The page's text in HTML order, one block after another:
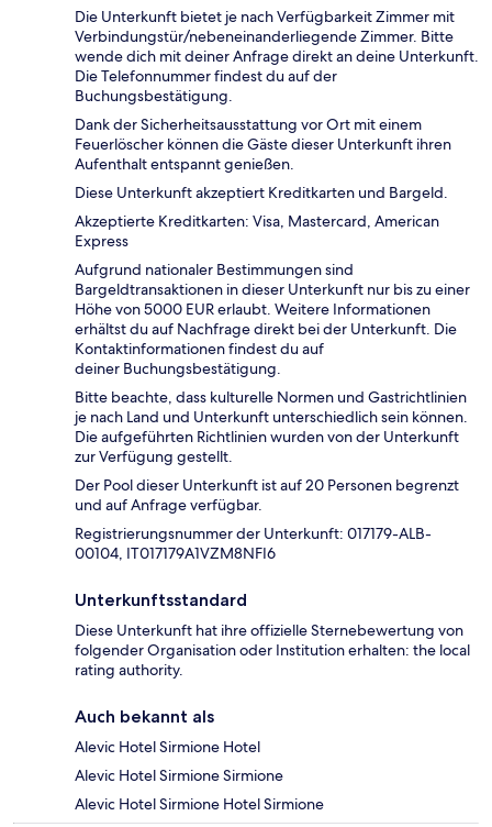
Die Unterkunft bietet je nach Verfügbarkeit Zimmer mit
Verbindungstür/nebeneinanderliegende Zimmer. Bitte
wende dich mit deiner Anfrage direkt an deine Unterkunft.
Die Telefonnummer findest du auf der
Buchungsbestätigung.
Dank der Sicherheitsausstattung vor Ort mit einem
Feuerlöscher können die Gäste dieser Unterkunft ihren
Aufenthalt entspannt genießen.
Diese Unterkunft akzeptiert Kreditkarten und Bargeld.
Akzeptierte Kreditkarten: Visa, Mastercard, American
Express
Aufgrund nationaler Bestimmungen sind
Bargeldtransaktionen in dieser Unterkunft nur bis zu einer
Höhe von 5000 EUR erlaubt. Weitere Informationen
erhältst du auf Nachfrage direkt bei der Unterkunft. Die
Kontaktinformationen findest du auf
deiner Buchungsbestätigung.
Bitte beachte, dass kulturelle Normen und Gastrichtlinien
je nach Land und Unterkunft unterschiedlich sein können.
Die aufgeführten Richtlinien wurden von der Unterkunft
zur Verfügung gestellt.
Der Pool dieser Unterkunft ist auf 20 Personen begrenzt
und auf Anfrage verfügbar.
Registrierungsnummer der Unterkunft: 017179-ALB-
00104, IT017179A1VZM8NFI6
Unterkunftsstandard
Diese Unterkunft hat ihre offizielle Sternebewertung von
folgender Organisation oder Institution erhalten: the local
rating authority.
Auch bekannt als
Alevic Hotel Sirmione Hotel
Alevic Hotel Sirmione Sirmione
Alevic Hotel Sirmione Hotel Sirmione